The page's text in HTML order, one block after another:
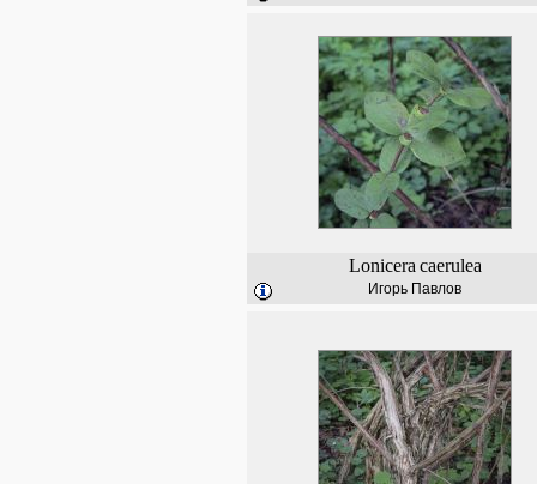
Lonicera caerulea
Игорь Павлов